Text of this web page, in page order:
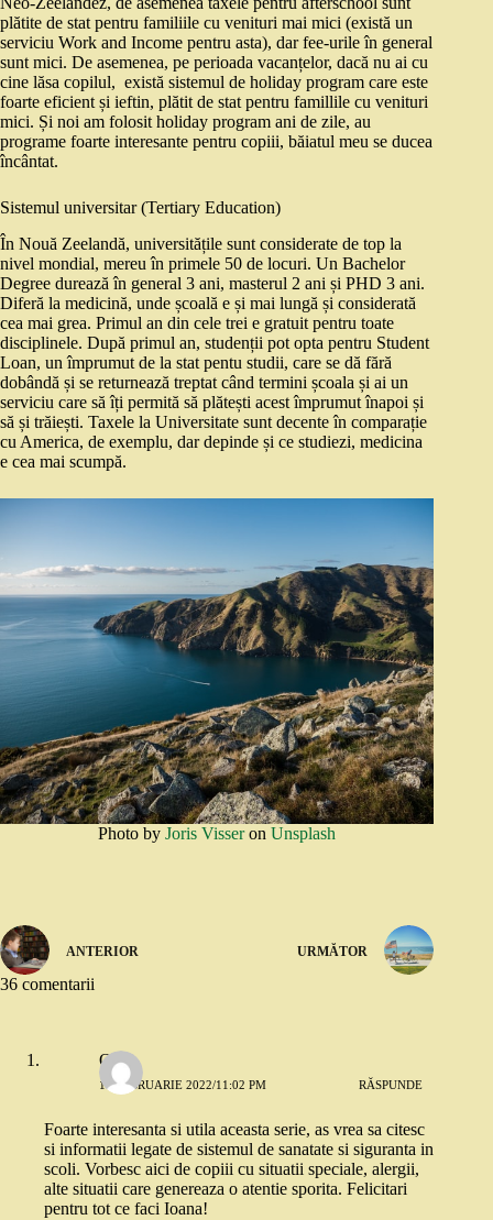
plătite de stat pentru familiile cu venituri mai mici (există un
serviciu Work and Income pentru asta), dar fee-urile în general
sunt mici. De asemenea, pe perioada vacanțelor, dacă nu ai cu
cine lăsa copilul, există sistemul de holiday program care este
foarte eficient și ieftin, plătit de stat pentru famillile cu venituri
mici. Și noi am folosit holiday program ani de zile, au
programe foarte interesante pentru copiii, băiatul meu se ducea
încântat.
Sistemul universitar (Tertiary Education)
În Nouă Zeelandă, universitățile sunt considerate de top la
nivel mondial, mereu în primele 50 de locuri. Un Bachelor
Degree durează în general 3 ani, masterul 2 ani și PHD 3 ani.
Diferă la medicină, unde școală e și mai lungă și considerată
cea mai grea. Primul an din cele trei e gratuit pentru toate
disciplinele. După primul an, studenții pot opta pentru Student
Loan, un împrumut de la stat pentu studii, care se dă fără
dobândă și se returnează treptat când termini școala și ai un
serviciu care să îți permită să plătești acest împrumut înapoi și
să și trăiești. Taxele la Universitate sunt decente în comparație
cu America, de exemplu, dar depinde și ce studiezi, medicina
e cea mai scumpă.
Photo byJoris VisseronUnsplash
ANTERIOR URMĂTOR
36 comentarii
Oana
10 FEBRUARIE 2022/11:02 PM RĂSPUNDE
Foarte interesanta si utila aceasta serie, as vrea sa citesc
si informatii legate de sistemul de sanatate si siguranta in
scoli. Vorbesc aici de copiii cu situatii speciale, alergii,
alte situatii care genereaza o atentie sporita. Felicitari
pentru tot ce faci Ioana!